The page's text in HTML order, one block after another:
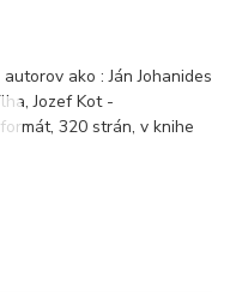
ako : Ján Johanides
Jozef Kot -
320 strán, v knihe